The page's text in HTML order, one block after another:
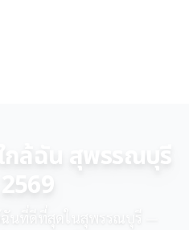
ใกล้ฉัน สุพรรณบุรี
ฉันที่ดีที่สุดในสุพรรณบุรี —